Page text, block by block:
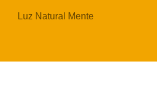
Luz Natural Mente